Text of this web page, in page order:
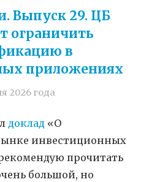
Выпуск 29. ЦБ
ограничить
в
приложениях
2026 года
доклад «О
инвестиционных
прочитать
большой, но